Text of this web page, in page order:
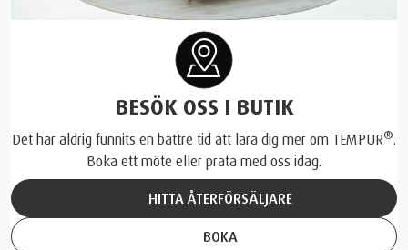
BESÖK OSS I BUTIK
Det har aldrig funnits en bättre tid att lära dig mer om TEMPUR®.
Boka ett möte eller prata med oss idag.
HITTA ÅTERFÖRSÄLJARE
BOKA